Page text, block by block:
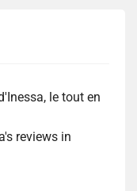
le tout en
reviews in